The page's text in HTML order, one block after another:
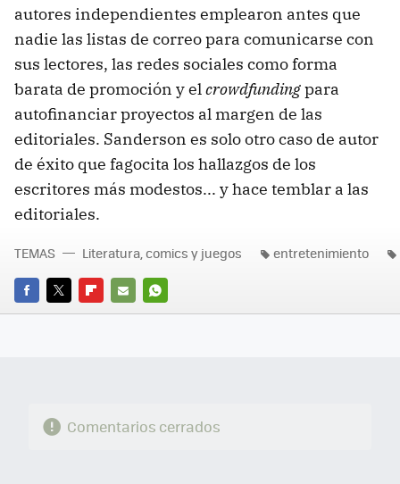
autores independientes emplearon antes que
nadie las listas de correo para comunicarse con
sus lectores, las redes sociales como forma
barata de promoción y elcrowdfundingpara
autofinanciar proyectos al margen de las
editoriales. Sanderson es solo otro caso de autor
de éxito que fagocita los hallazgos de los
escritores más modestos... y hace temblar a las
editoriales.
FACEBOOK
TWITTERFLIPBOARD
E-
WHATSAPP
TEMAS Literatura, comics y juegos entretenimiento
Comentarios cerrados